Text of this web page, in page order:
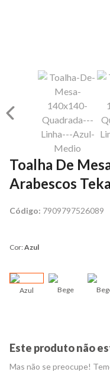
Toalha De
Arabescos
Código: 7909797526089
Cor:Azul
Azul Bege
Este produto não
Mas não se preocupe!